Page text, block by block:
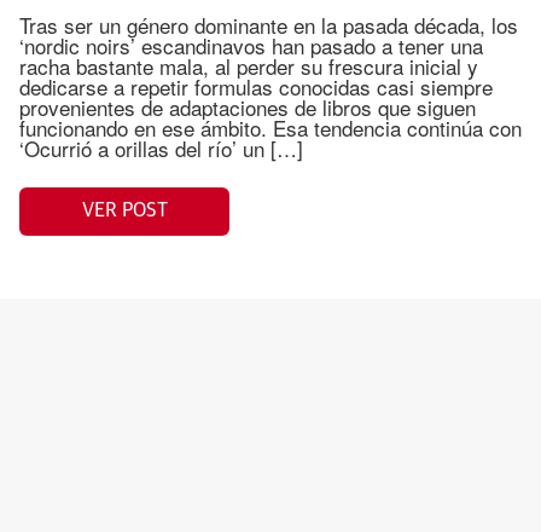
Tras ser un género dominante en la pasada década, los
‘nordic noirs’ escandinavos han pasado a tener una
racha bastante mala, al perder su frescura inicial y
dedicarse a repetir formulas conocidas casi siempre
provenientes de adaptaciones de libros que siguen
funcionando en ese ámbito. Esa tendencia continúa con
‘Ocurrió a orillas del río’ un […]
VER POST